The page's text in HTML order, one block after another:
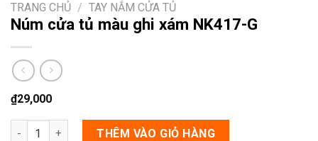
TRANG CHỦ / TAY NẮM CỬA TỦ
Núm cửa tủ màu ghi xám NK417-G
₫29,000
Núm cửa tủ màu ghi xám NK417-G số lượng
THÊM VÀO GIỎ HÀNG